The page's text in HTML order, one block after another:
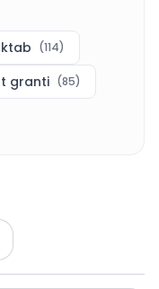
(114)
granti (85)